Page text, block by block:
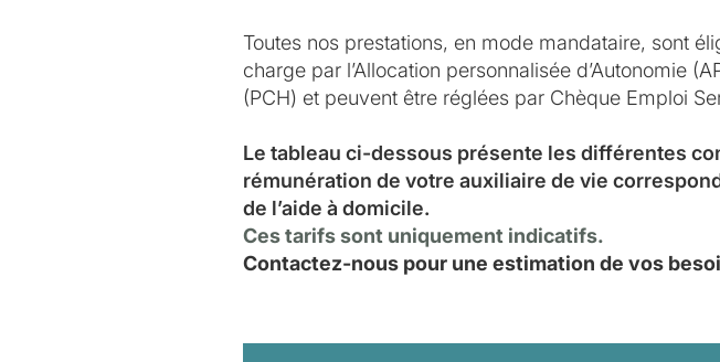
Toutes nos prestations, en mode mandataire, sont
charge par l’Allocation personnalisée d’Autonomie
(PCH) et peuvent être réglées par Chèque Emploi
Le tableau ci-dessous présente les différentes
rémunération de votre auxiliaire de vie
de l’aide à domicile.
Ces tarifs sont uniquement indicatifs.
Contactez-nous pour une estimation de vos